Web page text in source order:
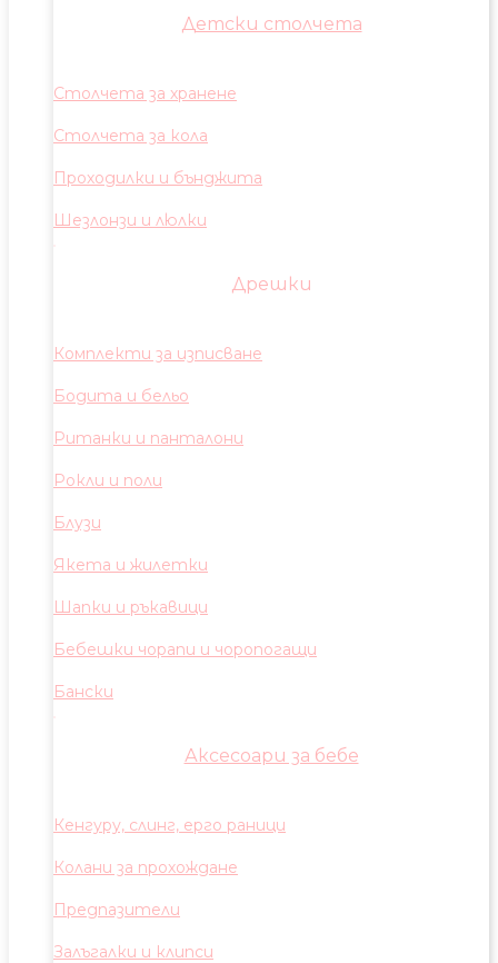
Детски столчета
Столчета за хранене
Столчета за кола
Проходилки и бънджита
Шезлонзи и люлки
Дрешки
Комплекти за изписване
Бодита и бельо
Ританки и панталони
Рокли и поли
Блузи
Якета и жилетки
Шапки и ръкавици
Бебешки чорапи и чоропогащи
Бански
Аксесоари за бебе
Кенгуру, слинг, ерго раници
Колани за прохождане
Предпазители
Залъгалки и клипси